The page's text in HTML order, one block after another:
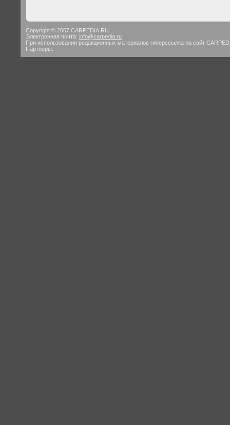
Copyright © 2007 CARPEDIA.RU
Электронная почта: info@carpedia.ru
При использовании редакционных материалов гиперссылка на сайт
Партнеры: